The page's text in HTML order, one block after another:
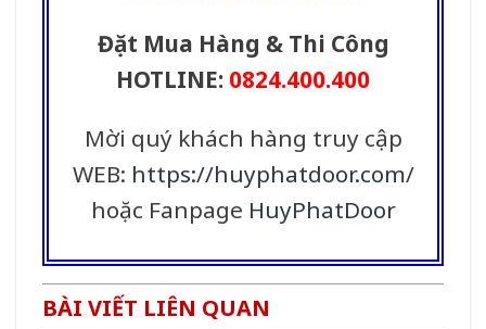
Đặt Mua Hàng & Thi Công
HOTLINE: 0824.400.400
Mời quý khách hàng truy cập
WEB: https://huyphatdoor.com/
hoặc Fanpage HuyPhatDoor
BÀI VIẾT LIÊN QUAN